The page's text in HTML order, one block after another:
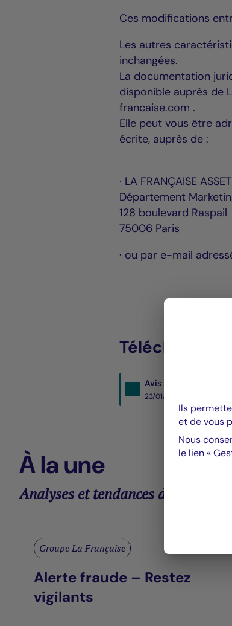
Ces modifications
Les autres
inchangées.
La documentation
disponible auprès de
francaise.com .
Elle peut vous être
écrite, auprès de :
· LA FRANÇAISE
Département
128 boulevard Raspail
75006 Paris
· ou par e-mail
Télécharger
Avis : FCP La
23/01/2020- PDF
À la une
Analyses et tendances des marchés
Groupe La Française
Alerte fraude – Restez
vigilants
Ils
et de vous
Nous
le lien «